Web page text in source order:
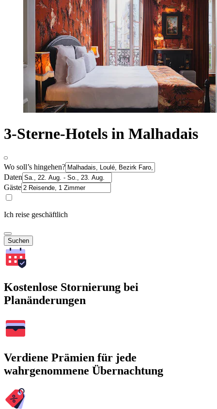
3-Sterne-Hotels in Malhadais
Wo soll’s hingehen?
Daten
Gäste
Ich reise geschäftlich
Suchen
Kostenlose Stornierung bei
Planänderungen
Verdiene Prämien für jede
wahrgenommene Übernachtung